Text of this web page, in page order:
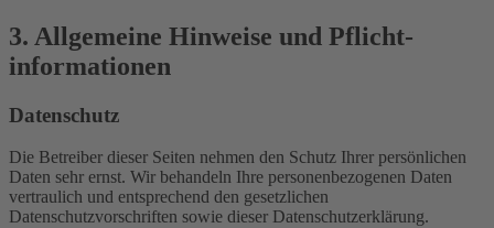
3. Allgemeine Hinweise und Pflicht­
informationen
Datenschutz
Die Betreiber dieser Seiten nehmen den Schutz Ihrer persönlichen
Daten sehr ernst. Wir behandeln Ihre personenbezogenen Daten
vertraulich und entsprechend den gesetzlichen
Datenschutzvorschriften sowie dieser Datenschutzerklärung.